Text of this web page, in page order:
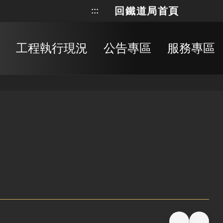
::: 回鐵道局首頁
工程執行現況 公告專區 服務專區